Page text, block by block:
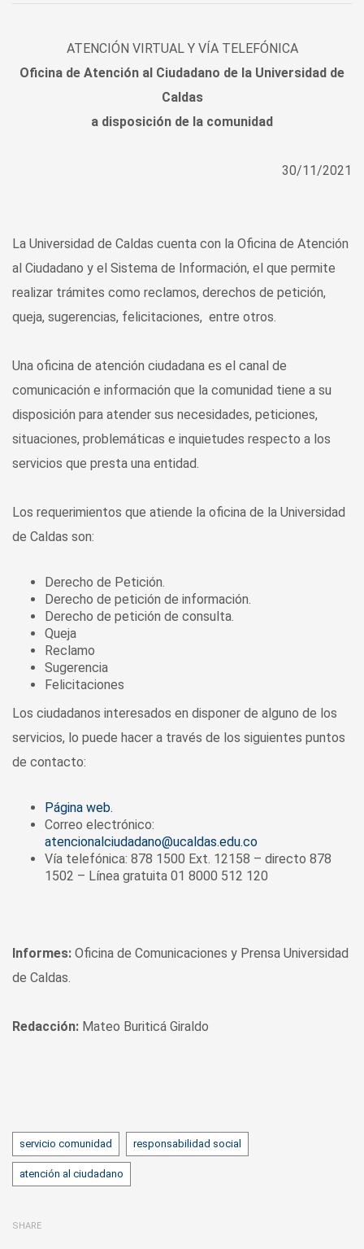
ATENCIÓN VIRTUAL Y VÍA TELEFÓNICA
Oficina de Atención al Ciudadano de la Universidad de
Caldas
a disposición de la comunidad
30/11/2021
La Universidad de Caldas cuenta con la Oficina de Atención
al Ciudadano y el Sistema de Información, el que permite
realizar trámites como reclamos, derechos de petición,
queja, sugerencias, felicitaciones, entre otros.
Una oficina de atención ciudadana es el canal de
comunicación e información que la comunidad tiene a su
disposición para atender sus necesidades, peticiones,
situaciones, problemáticas e inquietudes respecto a los
servicios que presta una entidad.
Los requerimientos que atiende la oficina de la Universidad
de Caldas son:
Derecho de Petición.
Derecho de petición de información.
Derecho de petición de consulta.
Queja
Reclamo
Sugerencia
Felicitaciones
Los ciudadanos interesados en disponer de alguno de los
servicios, lo puede hacer a través de los siguientes puntos
de contacto:
Página web.
Correo electrónico:
atencionalciudadano@ucaldas.edu.co
Vía telefónica: 878 1500 Ext. 12158 – directo 878
1502 – Línea gratuita 01 8000 512 120
Informes: Oficina de Comunicaciones y Prensa Universidad
de Caldas.
Redacción: Mateo Buriticá Giraldo
Tags
servicio comunidad responsabilidad social
atención al ciudadano
SHARE